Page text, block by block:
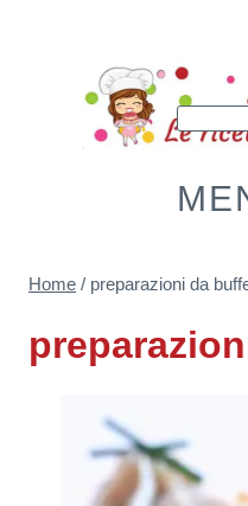
Home / preparazioni da